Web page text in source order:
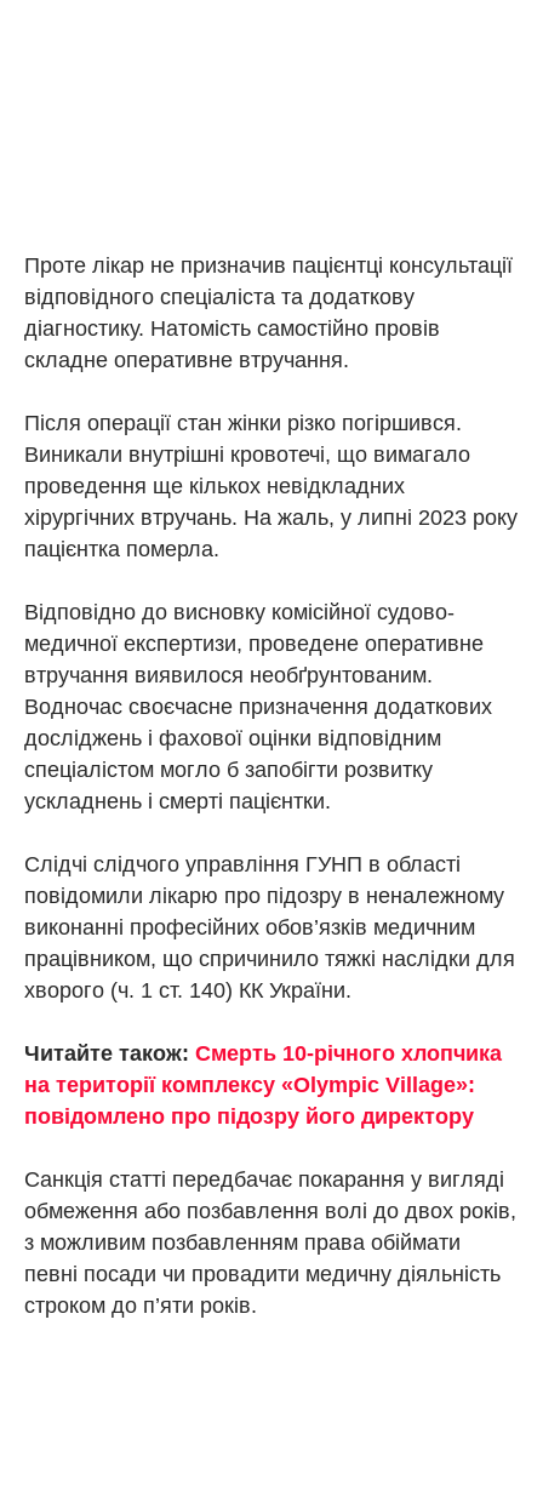
Проте лікар не призначив пацієнтці консультації
відповідного спеціаліста та додаткову
діагностику. Натомість самостійно провів
складне оперативне втручання.
Після операції стан жінки різко погіршився.
Виникали внутрішні кровотечі, що вимагало
проведення ще кількох невідкладних
хірургічних втручань. На жаль, у липні 2023 року
пацієнтка померла.
Відповідно до висновку комісійної судово-
медичної експертизи, проведене оперативне
втручання виявилося необґрунтованим.
Водночас своєчасне призначення додаткових
досліджень і фахової оцінки відповідним
спеціалістом могло б запобігти розвитку
ускладнень і смерті пацієнтки.
Слідчі слідчого управління ГУНП в області
повідомили лікарю про підозру в неналежному
виконанні професійних обов’язків медичним
працівником, що спричинило тяжкі наслідки для
хворого (ч. 1 ст. 140) КК України.
Читайте також: Смерть 10-річного хлопчика
на території комплексу «Olympic Village»:
повідомлено про підозру його директору
Санкція статті передбачає покарання у вигляді
обмеження або позбавлення волі до двох років,
з можливим позбавленням права обіймати
певні посади чи провадити медичну діяльність
строком до п’яти років.